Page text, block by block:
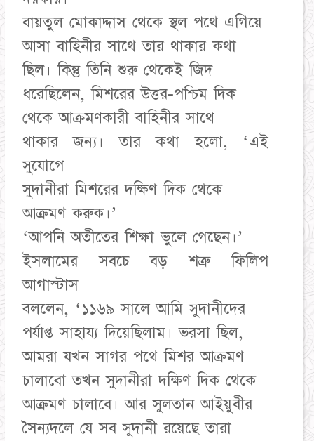
বায়তুল মোকাদ্দাস থেকে স্থল পথে এগিয়ে
আসা বাহিনীর সাথে তার থাকার কথা
ছিল। কিন্তু তিনি শুরু থেকেই জিদ
ধরেছিলেন, মিশরের উত্তর-পশ্চিম দিক
থেকে আক্রমণকারী বাহিনীর সাথে
থাকার জন্য। তার কথা হলো, ‘এই
সুযোগে
সুদানীরা মিশরের দক্ষিণ দিক থেকে
আক্রমণ করুক।’
‘আপনি অতীতের শিক্ষা ভুলে গেছেন।’
ইসলামের সবচে বড় শত্রু ফিলিপ
আগাস্টাস
বললেন, ‘১১৬৯ সালে আমি সুদানীদের
পর্যাপ্ত সাহায্য দিয়েছিলাম। ভরসা ছিল,
আমরা যখন সাগর পথে মিশর আক্রমণ
চালাবো তখন সুদানীরা দক্ষিণ দিক থেকে
আক্রমণ চালাবে। আর সুলতান আইয়ুবীর
সৈন্যদলে যে সব সুদানী রয়েছে তারা